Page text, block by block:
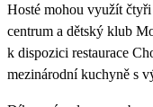
Hosté mohou využít
centrum a dětský klub
k dispozici restaurace
mezinárodní kuchyně s